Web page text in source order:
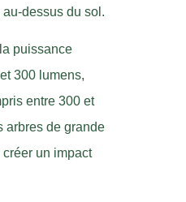
dessus du sol.
puissance
300 lumens,
entre 300 et
arbres de grande
un impact